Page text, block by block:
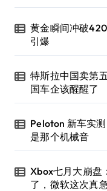
黄金瞬间冲破
引爆
特斯拉中国卖第
国车企该醒醒了
Peloton 新车实
是那个机械音
Xbox七月大崩盘
了，微软这次真